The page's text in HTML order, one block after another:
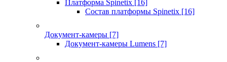
Платформа Spinetix [16]
Состав платформы Spinetix [16]
Документ-камеры [7]
Документ-камеры Lumens [7]